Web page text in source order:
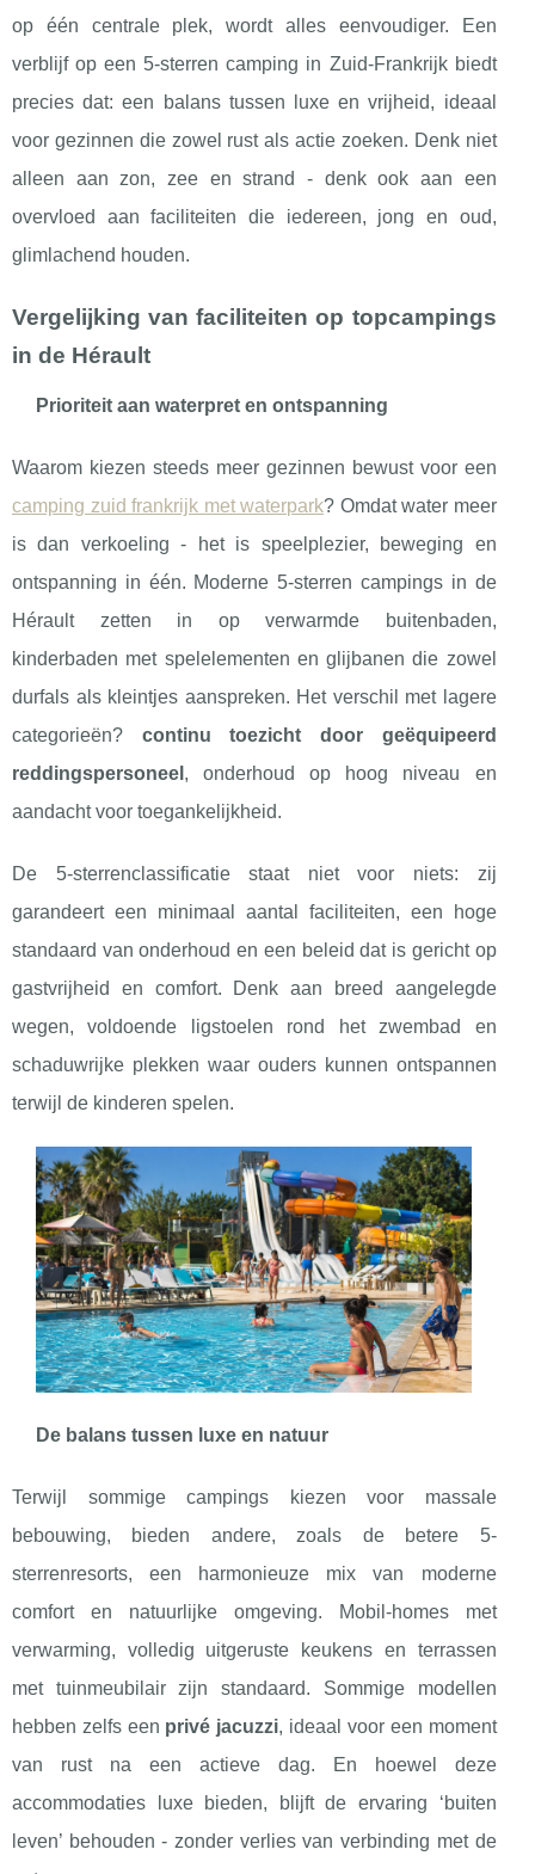
op één centrale plek, wordt alles eenvoudiger. Een
verblijf op een 5-sterren camping in Zuid-Frankrijk biedt
precies dat: een balans tussen luxe en vrijheid, ideaal
voor gezinnen die zowel rust als actie zoeken. Denk niet
alleen aan zon, zee en strand - denk ook aan een
overvloed aan faciliteiten die iedereen, jong en oud,
glimlachend houden.
Vergelijking van faciliteiten op topcampings
in de Hérault
Prioriteit aan waterpret en ontspanning
Waarom kiezen steeds meer gezinnen bewust voor een
camping zuid frankrijk met waterpark? Omdat water meer
is dan verkoeling - het is speelplezier, beweging en
ontspanning in één. Moderne 5-sterren campings in de
Hérault zetten in op verwarmde buitenbaden,
kinderbaden met spelelementen en glijbanen die zowel
durfals als kleintjes aanspreken. Het verschil met lagere
categorieën? continu toezicht door geëquipeerd
reddingspersoneel , onderhoud op hoog niveau en
aandacht voor toegankelijkheid.
De 5-sterrenclassificatie staat niet voor niets: zij
garandeert een minimaal aantal faciliteiten, een hoge
standaard van onderhoud en een beleid dat is gericht op
gastvrijheid en comfort. Denk aan breed aangelegde
wegen, voldoende ligstoelen rond het zwembad en
schaduwrijke plekken waar ouders kunnen ontspannen
terwijl de kinderen spelen.
De balans tussen luxe en natuur
Terwijl sommige campings kiezen voor massale
bebouwing, bieden andere, zoals de betere 5-
sterrenresorts, een harmonieuze mix van moderne
comfort en natuurlijke omgeving. Mobil-homes met
verwarming, volledig uitgeruste keukens en terrassen
met tuinmeubilair zijn standaard. Sommige modellen
hebben zelfs een privé jacuzzi, ideaal voor een moment
van rust na een actieve dag. En hoewel deze
accommodaties luxe bieden, blijft de ervaring ‘buiten
leven’ behouden - zonder verlies van verbinding met de